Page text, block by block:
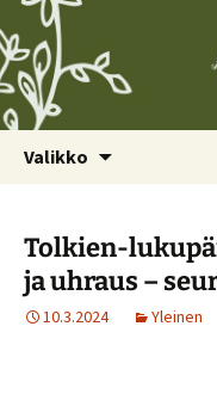
Valikko
Tolkien-
ja uhraus –
10.3.2024 Yleinen